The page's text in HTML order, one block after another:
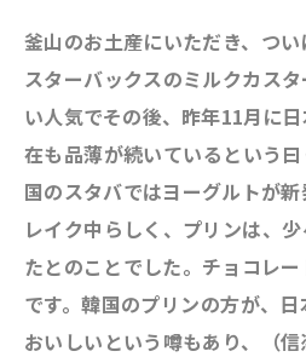
釜山のお土産にいただき、つ
スターバックスのミルクカス
い人気でその後、昨年11月に
在も品薄が続いているという
国のスタバではヨーグルトが
レイク中らしく、プリンは、
たとのことでした。チョコレ
です。韓国のプリンの方が、
おいしいという噂もあり、（